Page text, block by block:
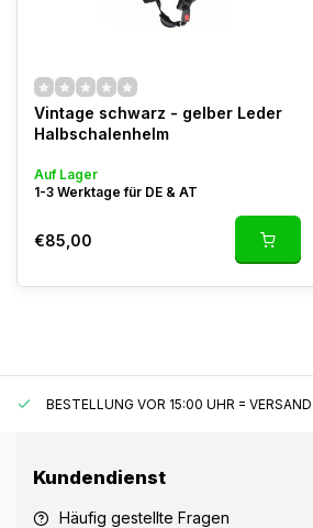
Vintage schwarz - gelber Leder
Halbschalenhelm
Auf Lager
1-3 Werktage für DE & AT
€85,00
BESTELLUNG VOR 15:00 UHR =
Kundendienst
Häufig gestellte Fragen